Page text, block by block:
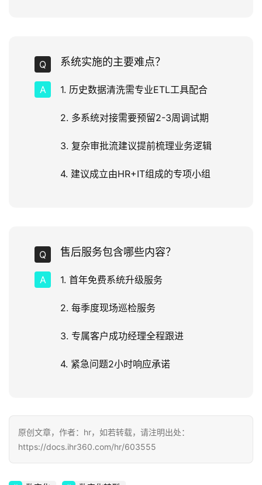
系统实施的主要难点？
1. 历史数据清洗需专业ETL工具配合
2. 多系统对接需要预留2-3周调试期
3. 复杂审批流建议提前梳理业务逻辑
4. 建议成立由HR+IT组成的专项小组
售后服务包含哪些内容？
1. 首年免费系统升级服务
2. 每季度现场巡检服务
3. 专属客户成功经理全程跟进
4. 紧急问题2小时响应承诺
原创文章，作者：hr，如若转载，请注明出处：
https://docs.ihr360.com/hr/603555